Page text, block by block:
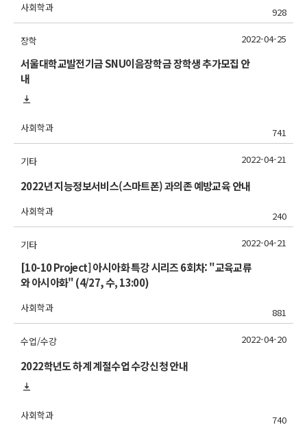
사회학과 928
장학
서울대학교발전기금 SNU이음장학금 장학생 추가모집 안
내
사회학과 741
2022-04-25
기타
2022년 지능정보서비스(스마트폰) 과의존 예방교육 안내
사회학과 240
2022-04-21
기타
[10-10 Project] 아시아화 특강 시리즈 6회차: "교육교류
와 아시아화" (4/27, 수, 13:00)
사회학과 881
2022-04-21
수업/수강
2022학년도 하계 계절수업 수강신청 안내
사회학과 740
2022-04-20